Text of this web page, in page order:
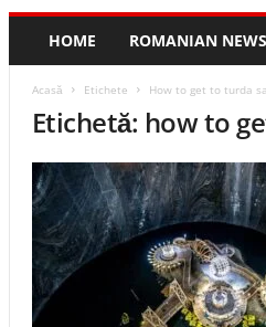
HOME ROMANIAN NEWS
Acasă Etichete How to get to turda
Etichetă: how to